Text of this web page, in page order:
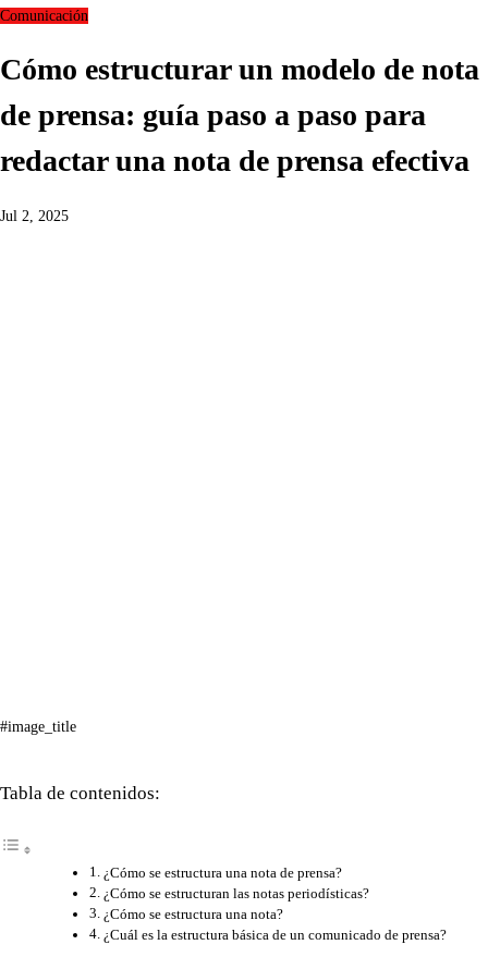
Comunicación
Cómo estructurar un modelo de nota
de prensa: guía paso a paso para
redactar una nota de prensa efectiva
Jul 2, 2025
#image_title
Tabla de contenidos:
¿Cómo se estructura una nota de prensa?
¿Cómo se estructuran las notas periodísticas?
¿Cómo se estructura una nota?
¿Cuál es la estructura básica de un comunicado de prensa?